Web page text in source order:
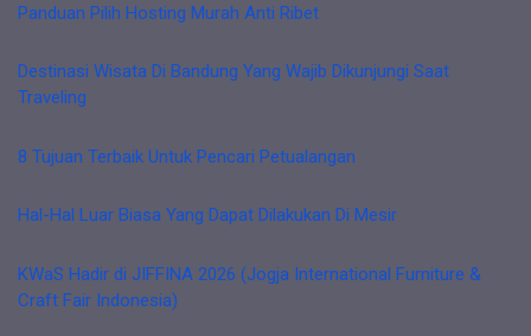
Panduan Pilih Hosting Murah Anti Ribet
Destinasi Wisata Di Bandung Yang Wajib Dikunjungi Saat
Traveling
8 Tujuan Terbaik Untuk Pencari Petualangan
Hal-Hal Luar Biasa Yang Dapat Dilakukan Di Mesir
KWaS Hadir di JIFFINA 2026 (Jogja International Furniture &
Craft Fair Indonesia)